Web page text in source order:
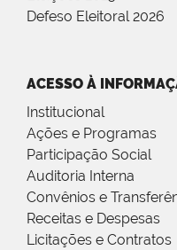
Defeso Eleitoral 2026
ACESSO À
Institucional
Ações e Programas
Participação Social
Auditoria Interna
Convênios e
Receitas e Despesas
Licitações e Contratos